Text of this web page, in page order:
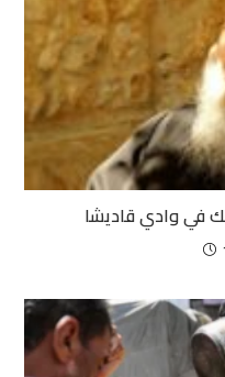
في وادي قاديشا